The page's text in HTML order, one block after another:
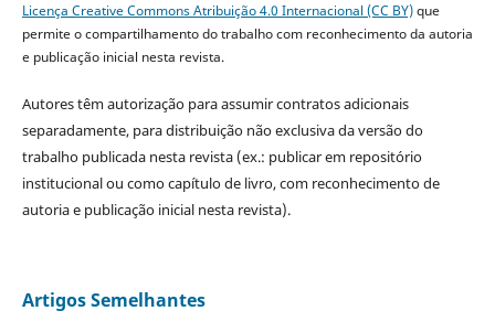
Licença Creative Commons Atribuição 4.0 Internacional (CC BY)que
permite o compartilhamento do trabalho com reconhecimento da autoria
e publicação inicial nesta revista.
Autores têm autorização para assumir contratos adicionais
separadamente, para distribuição não exclusiva da versão do
trabalho publicada nesta revista (ex.: publicar em repositório
institucional ou como capítulo de livro, com reconhecimento de
autoria e publicação inicial nesta revista).
Artigos Semelhantes